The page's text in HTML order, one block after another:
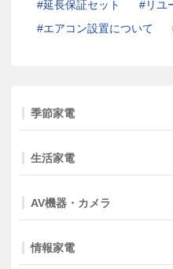
延長保証セット
リユ
エアコン設置について
季節家電
生活家電
AV機器・カメラ
情報家電